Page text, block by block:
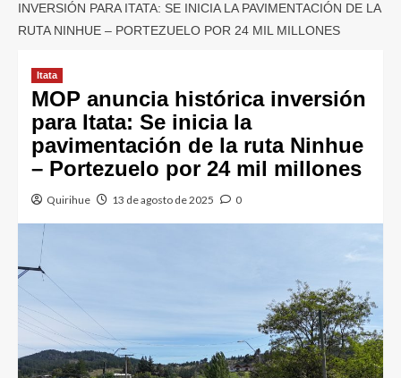
INVERSIÓN PARA ITATA: SE INICIA LA PAVIMENTACIÓN DE LA
RUTA NINHUE – PORTEZUELO POR 24 MIL MILLONES
Itata
MOP anuncia histórica inversión
para Itata: Se inicia la
pavimentación de la ruta Ninhue
– Portezuelo por 24 mil millones
Quirihue 13 de agosto de 2025 0